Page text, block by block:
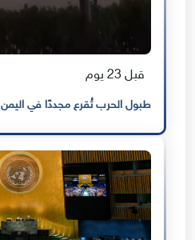
قبل 23 يوم
طبول الحرب تُقرع مجددًا في اليمن